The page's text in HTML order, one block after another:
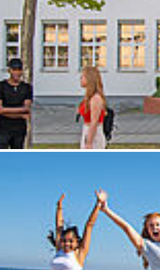
Methoden in Vorlesungen.
und zur Anmeldung finden
456 680